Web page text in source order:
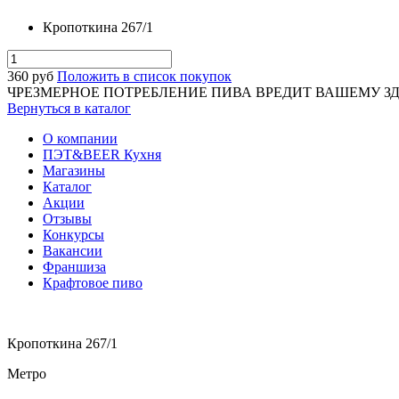
Кропоткина 267/1
360 руб Положить в список покупок
ЧРЕЗМЕРНОЕ ПОТРЕБЛЕНИЕ ПИВА ВРЕДИТ ВАШЕМУ
Вернуться в каталог
О компании
ПЭТ&BEER Кухня
Магазины
Каталог
Акции
Отзывы
Конкурсы
Вакансии
Франшиза
Крафтовое пиво
Кропоткина 267/1
Метро